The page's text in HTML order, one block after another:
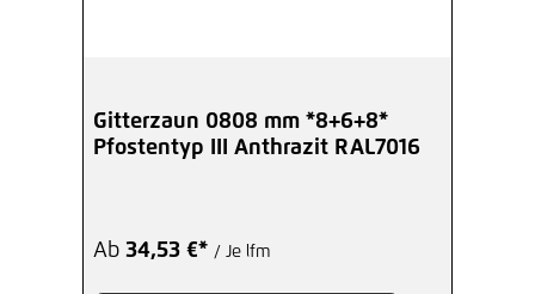
Gitterzaun 0808 mm *8+6+8*
Pfostentyp III Anthrazit RAL7016
Ab 34,53 €* / Je lfm